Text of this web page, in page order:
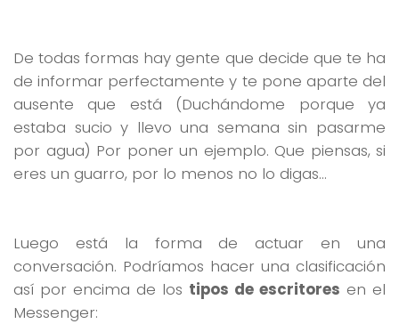
De todas formas hay gente que decide que te ha
de informar perfectamente y te pone aparte del
ausente que está (Duchándome porque ya
estaba sucio y llevo una semana sin pasarme
por agua) Por poner un ejemplo. Que piensas, si
eres un guarro, por lo menos no lo digas…
Luego está la forma de actuar en una
conversación. Podríamos hacer una clasificación
así por encima de los tipos de escritores en el
Messenger: